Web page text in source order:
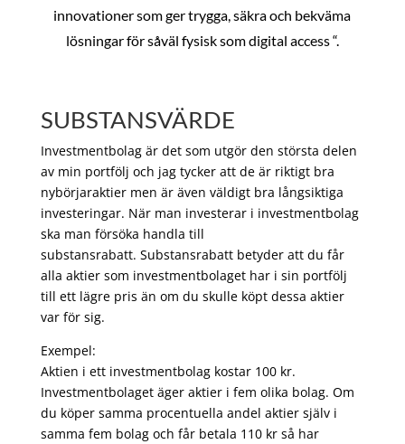
innovationer som ger trygga, säkra och bekväma
lösningar för såväl fysisk som digital access “.
SUBSTANSVÄRDE
Investmentbolag är det som utgör den största delen
av min portfölj och jag tycker att de är riktigt bra
nybörjaraktier men är även väldigt bra långsiktiga
investeringar. När man investerar i investmentbolag
ska man försöka handla till
substansrabatt. Substansrabatt betyder att du får
alla aktier som investmentbolaget har i sin portfölj
till ett lägre pris än om du skulle köpt dessa aktier
var för sig.
Exempel:
Aktien i ett investmentbolag kostar 100 kr.
Investmentbolaget äger aktier i fem olika bolag. Om
du köper samma procentuella andel aktier själv i
samma fem bolag och får betala 110 kr så har